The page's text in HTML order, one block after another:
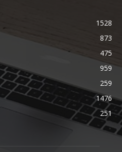
1528
873
475
959
259
1476
251